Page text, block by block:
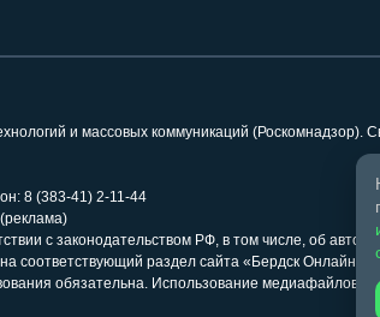
и массовых коммуникаций
8 (383-41) 2-11-44
с законодательством РФ, в том числе, об
соответствующий раздел сайта «Бердск Онлайн»
обязательна. Использование медиафайлов